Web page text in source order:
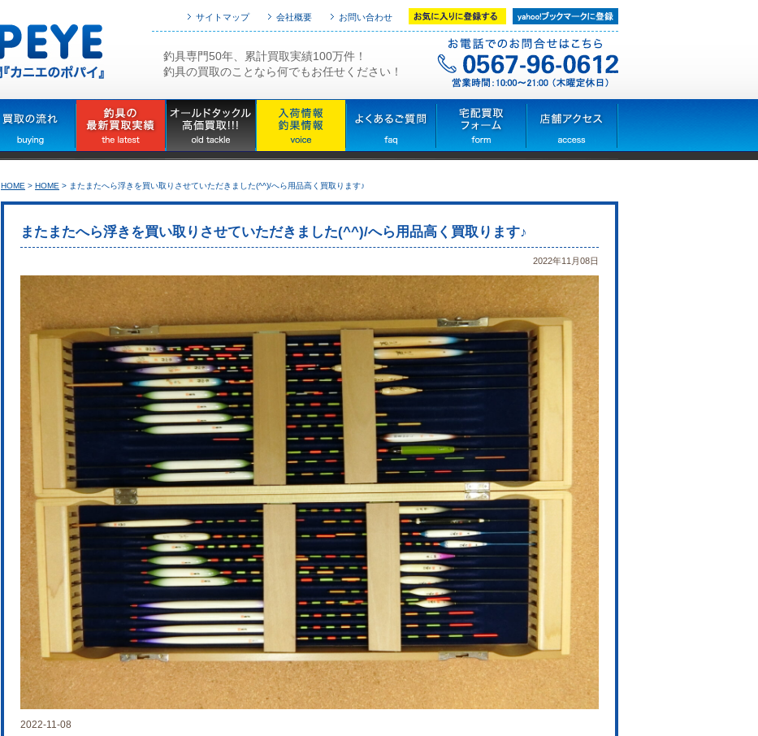
サイトマップ 会社概要 お問い合わせ
釣具専門50年、累計買取実績100万件！
釣具の買取のことなら何でもお任せください！
HOME > HOME > またまたへら浮きを買い取りさせていただきました(^^)/へら用品高く買取ります♪
またまたへら浮きを買い取りさせていただきました(^^)/へら用品高く買取ります♪
2022年11月08日
2022-11-08